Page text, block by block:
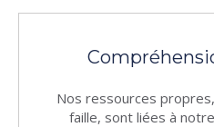
Nos ressources
faille, sont liées à